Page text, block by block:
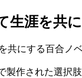
生涯を共
共にする百合ノ
製作された選択